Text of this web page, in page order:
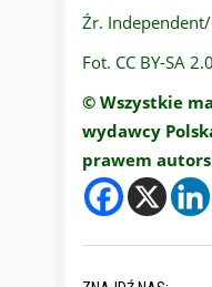
Źr. Independent/
Fot. CC BY-SA 2.0
© Wszystkie
wydawcy
prawem